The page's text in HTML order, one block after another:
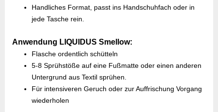
Handliches Format, passt ins Handschuhfach oder in
jede Tasche rein.
Anwendung LIQUIDUS Smellow:
Flasche ordentlich schütteln
5-8 Sprühstöße auf eine Fußmatte oder einen anderen
Untergrund aus Textil sprühen.
Für intensiveren Geruch oder zur Auffrischung Vorgang
wiederholen